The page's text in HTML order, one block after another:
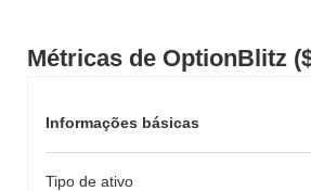
Métricas de OptionBlitz
Informações básicas
Tipo de ativo